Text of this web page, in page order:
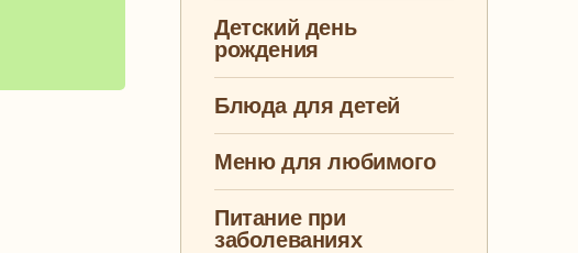
Детский день
рождения
Блюда для детей
Меню для любимого
Питание при
заболеваниях